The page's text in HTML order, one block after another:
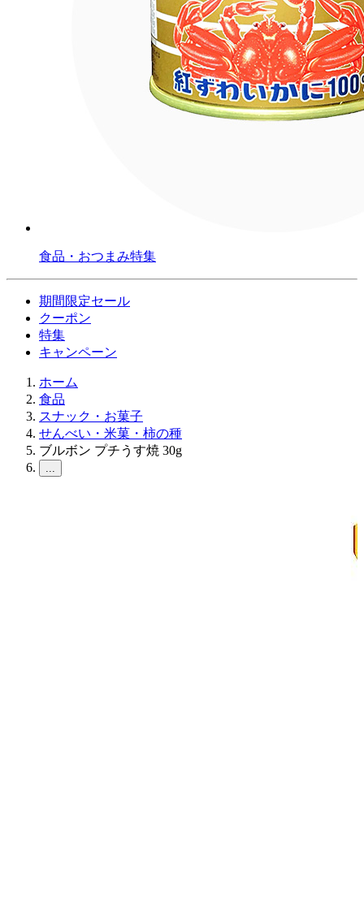
食品・おつまみ特集
期間限定セール
クーポン
特集
キャンペーン
ホーム
食品
スナック・お菓子
せんべい・米菓・柿の種
ブルボン プチうす焼 30g
...